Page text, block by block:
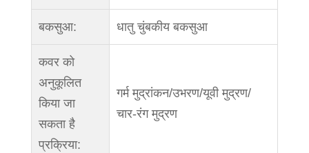
बकसुआ: धातु चुंबकीय बकसुआ
कवर को
अनुकूलित
किया जा
सकता है
प्रक्रिया:
गर्म मुद्रांकन/उभरण/यूवी मुद्रण/
चार-रंग मुद्रण